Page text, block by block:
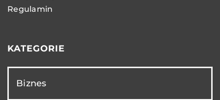
Regulamin
KATEGORIE
Biznes